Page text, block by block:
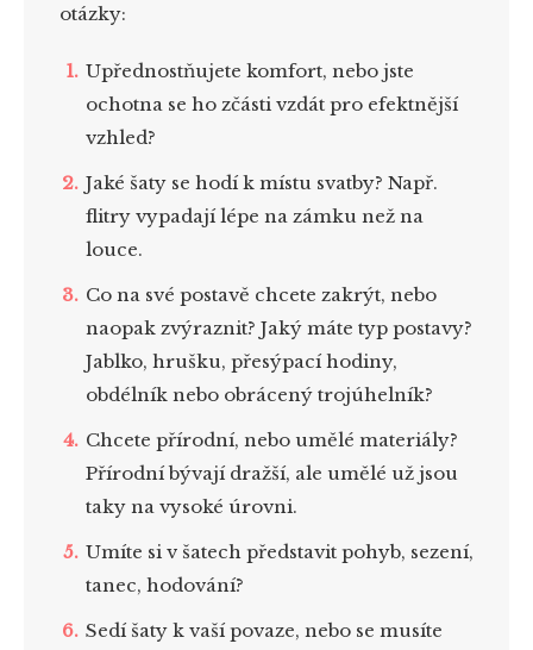
otázky:
Upřednostňujete komfort, nebo jste
ochotna se ho zčásti vzdát pro efektnější
vzhled?
Jaké šaty se hodí k místu svatby? Např.
flitry vypadají lépe na zámku než na
louce.
Co na své postavě chcete zakrýt, nebo
naopak zvýraznit? Jaký máte typ postavy?
Jablko, hrušku, přesýpací hodiny,
obdélník nebo obrácený trojúhelník?
Chcete přírodní, nebo umělé materiály?
Přírodní bývají dražší, ale umělé už jsou
taky na vysoké úrovni.
Umíte si v šatech představit pohyb, sezení,
tanec, hodování?
Sedí šaty k vaší povaze, nebo se musíte